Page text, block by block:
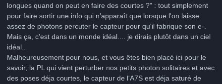
longues quand on peut en faire des courtes ?" : tout simplement
pour faire sortir une info qui n’apparaît que lorsque l'on laisse
assez de photons percuter le capteur pour qu'il fabrique son e-.
Mais ça, c'est dans un monde idéal.... je dirais plutôt dans un ciel
idéal..
Malheureusement pour nous, et vous êtes bien placé ici pour le
savoir, la PL qui vient perturber nos petits photon solitaires et avec
des poses déja courtes, le capteur de l'A7S est déja saturé de